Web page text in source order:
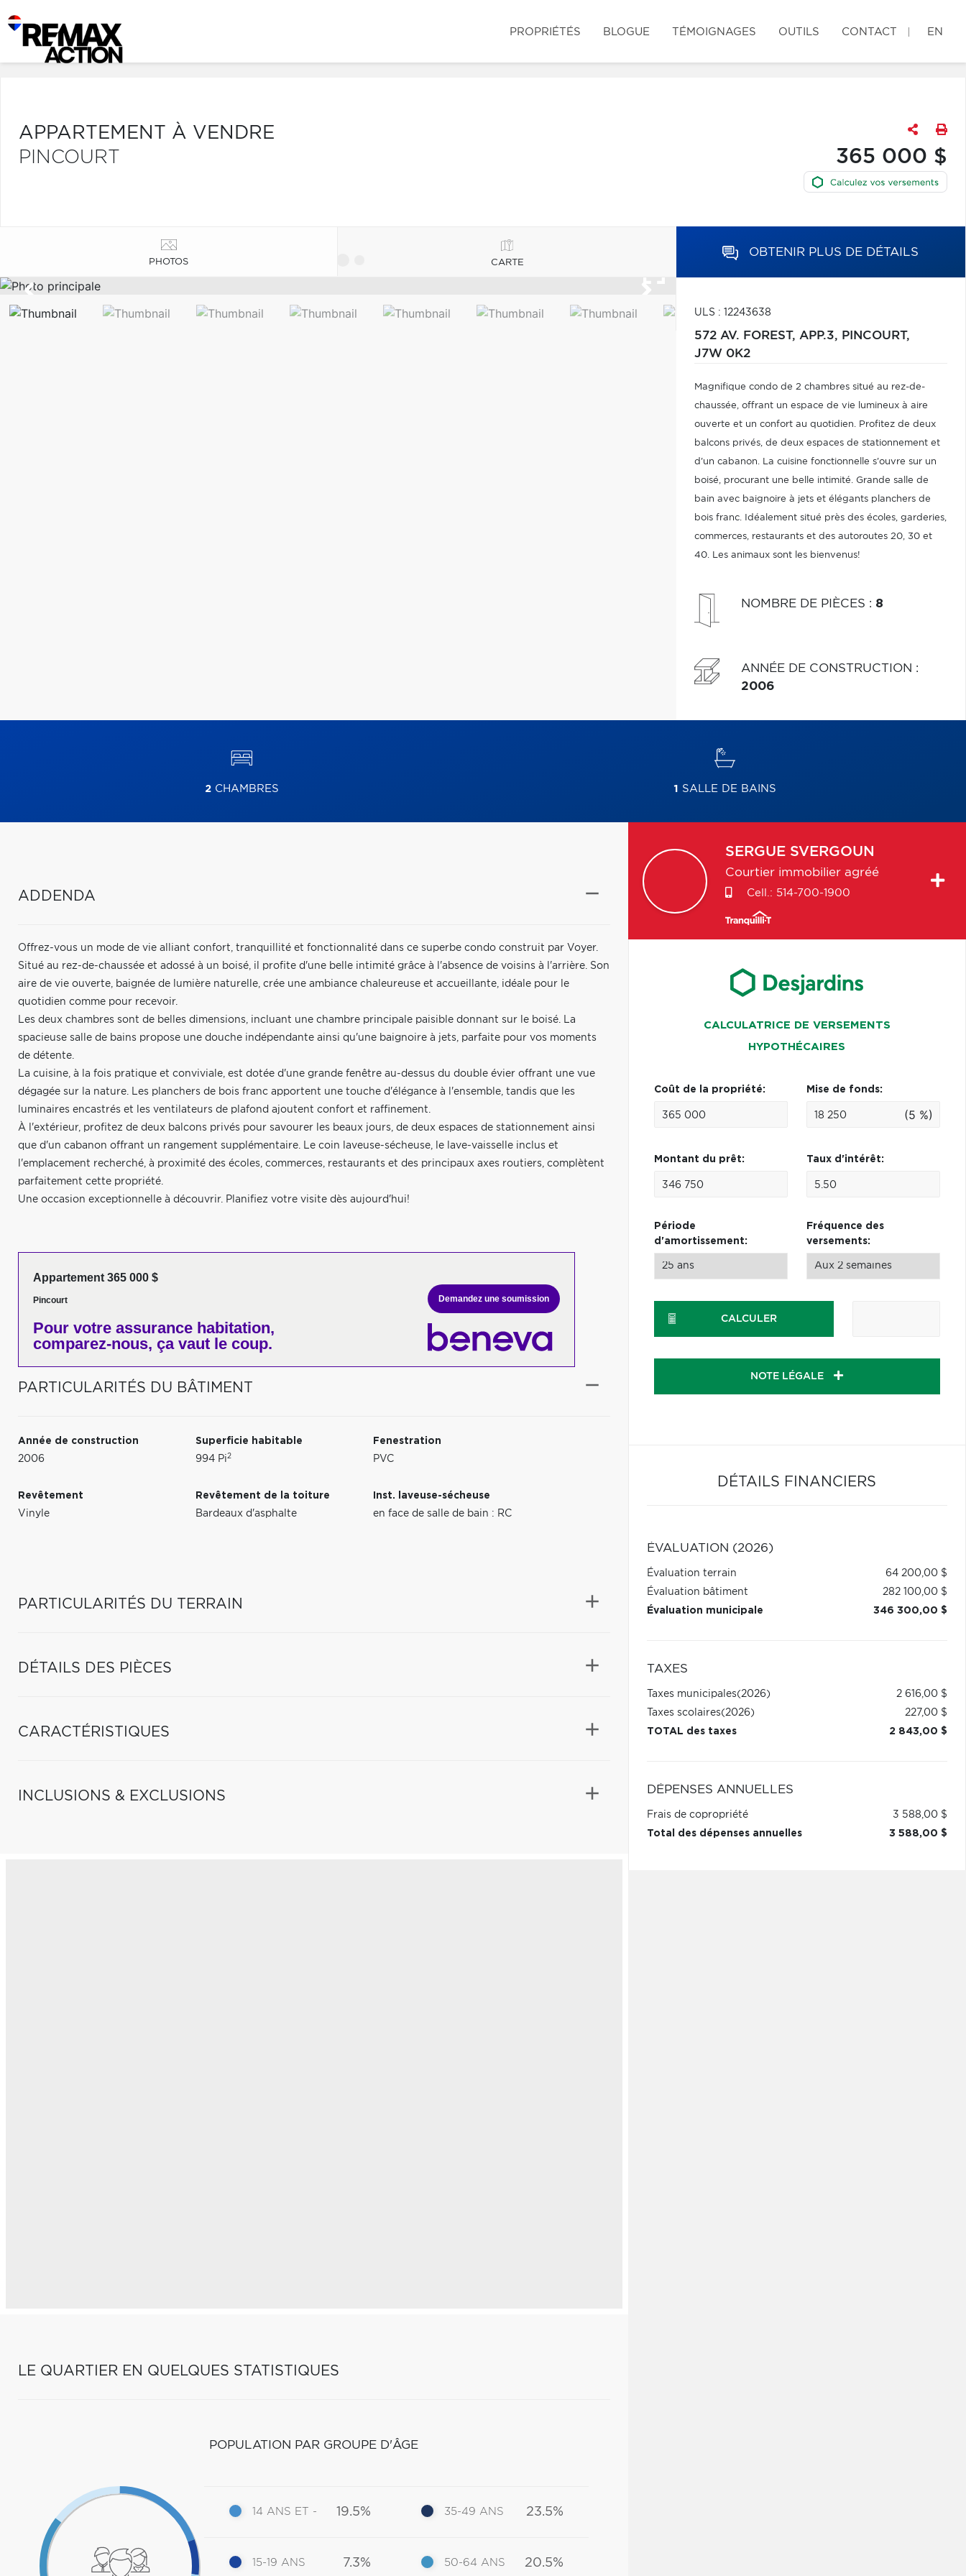
PROPRIÉTÉS BLOGUE TÉMOIGNAGES OUTILS CONTACT EN
APPARTEMENT À VENDRE
PINCOURT
365 000 $
PHOTOS CARTE
OBTENIR PLUS DE DÉTAILS
ULS : 12243638
572 AV. FOREST, APP.3, PINCOURT,
J7W 0K2
Magnifique condo de 2 chambres situé au rez-de-
chaussée, offrant un espace de vie lumineux à aire
ouverte et un confort au quotidien. Profitez de deux
balcons privés, de deux espaces de stationnement et
d'un cabanon. La cuisine fonctionnelle s'ouvre sur un
boisé, procurant une belle intimité. Grande salle de
bain avec baignoire à jets et élégants planchers de
bois franc. Idéalement situé près des écoles, garderies,
commerces, restaurants et des autoroutes 20, 30 et
40. Les animaux sont les bienvenus!
NOMBRE DE PIÈCES : 8
ANNÉE DE CONSTRUCTION :
2006
2CHAMBRES 1 SALLE DE BAINS
ADDENDA
Offrez-vous un mode de vie alliant confort, tranquillité et fonctionnalité dans ce superbe condo construit par Voyer.
Situé au rez-de-chaussée et adossé à un boisé, il profite d'une belle intimité grâce à l'absence de voisins à l'arrière. Son
aire de vie ouverte, baignée de lumière naturelle, crée une ambiance chaleureuse et accueillante, idéale pour le
quotidien comme pour recevoir.
Les deux chambres sont de belles dimensions, incluant une chambre principale paisible donnant sur le boisé. La
spacieuse salle de bains propose une douche indépendante ainsi qu'une baignoire à jets, parfaite pour vos moments
de détente.
La cuisine, à la fois pratique et conviviale, est dotée d'une grande fenêtre au-dessus du double évier offrant une vue
dégagée sur la nature. Les planchers de bois franc apportent une touche d'élégance à l'ensemble, tandis que les
luminaires encastrés et les ventilateurs de plafond ajoutent confort et raffinement.
À l'extérieur, profitez de deux balcons privés pour savourer les beaux jours, de deux espaces de stationnement ainsi
que d'un cabanon offrant un rangement supplémentaire. Le coin laveuse-sécheuse, le lave-vaisselle inclus et
l'emplacement recherché, à proximité des écoles, commerces, restaurants et des principaux axes routiers, complètent
parfaitement cette propriété.
Une occasion exceptionnelle à découvrir. Planifiez votre visite dès aujourd'hui!
Appartement 365 000 $
Pincourt
Pour votre assurance habitation,
comparez-nous, ça vaut le coup.
Demandez une soumission
PARTICULARITÉS DU BÂTIMENT
Année de construction
2006
Superficie habitable
994 Pi2
Fenestration
PVC
Revêtement
Vinyle
Revêtement de la toiture
Bardeaux d'asphalte
Inst. laveuse-sécheuse
en face de salle de bain : RC
PARTICULARITÉS DU TERRAIN
DÉTAILS DES PIÈCES
CARACTÉRISTIQUES
INCLUSIONS & EXCLUSIONS
LE QUARTIER EN QUELQUES STATISTIQUES
POPULATION PAR GROUPE D'ÂGE
14 ANS ET - 19.5%
15-19 ANS 7.3%
35-49 ANS 23.5%
50-64 ANS 20.5%
SERGUE SVERGOUN
Courtier immobilier agréé
Cell.: 514-700-1900
CALCULATRICE DE VERSEMENTS
HYPOTHÉCAIRES
Coût de la propriété: Mise de fonds:
(5 %)
Montant du prêt: Taux d'intérêt:
Période
d'amortissement:
Fréquence des
versements:
CALCULER
NOTE LÉGALE
DÉTAILS FINANCIERS
ÉVALUATION (2026)
Évaluation terrain
64 200,00 $
Évaluation bâtiment
282 100,00 $
Évaluation municipale
346 300,00 $
TAXES
Taxes municipales(2026)
2 616,00 $
Taxes scolaires(2026)
227,00 $
TOTAL des taxes
2 843,00 $
DÉPENSES ANNUELLES
Frais de copropriété
3 588,00 $
Total des dépenses annuelles
3 588,00 $